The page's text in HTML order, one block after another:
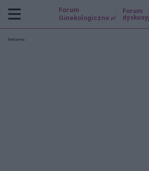
Forum
Ginekologiczne .pl
Forum
Reklama: